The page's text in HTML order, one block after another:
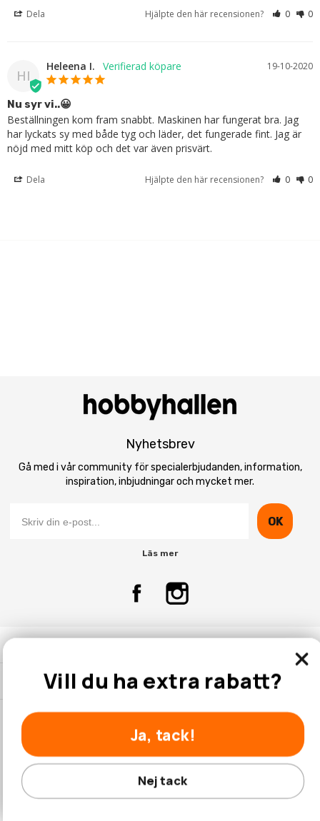
Dela Hjälpte den här recensionen? 0 0
HI
19-10-2020
Heleena I.
Nu syr vi..😀
Beställningen kom fram snabbt. Maskinen har fungerat bra. Jag
har lyckats sy med både tyg och läder, det fungerade fint. Jag är
nöjd med mitt köp och det var även prisvärt.
Dela Hjälpte den här recensionen? 0 0
Nyhetsbrev
Gå med i vår community för specialerbjudanden, information,
inspiration, inbjudningar och mycket mer.
OK
Läs mer
Kundtjänst
© 2026 Hobbyhallen.se
Vill du ha extra rabatt?
Ja, tack!
Nej tack